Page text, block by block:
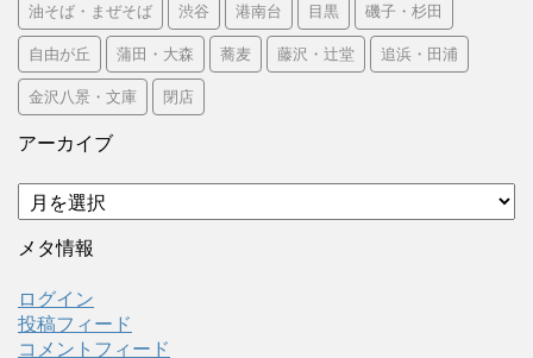
油そば・まぜそば 渋谷 港南台 目黒 磯子・杉田
自由が丘 蒲田・大森 蕎麦 藤沢・辻堂 追浜・田浦
金沢八景・文庫 閉店
アーカイブ
ア
ー
カ
ブ
メタ情報
ログイン
投稿フィード
コメントフィード